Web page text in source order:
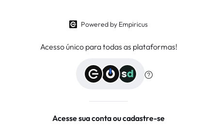
Powered by Empiricus
Acesso único para todas as plataformas!
Acesse sua conta ou cadastre-se